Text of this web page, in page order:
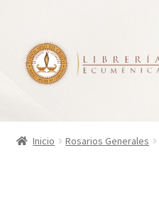
la
navegación
contenido
Inicio
Inicio Rosarios Generales